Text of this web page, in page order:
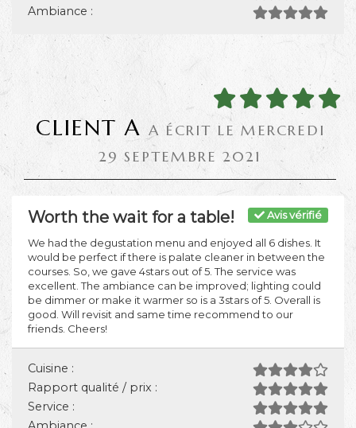
Ambiance :
CLIENT A A ÉCRIT LE MERCREDI
29 SEPTEMBRE 2021
Avis vérifié
Worth the wait for a table!
We had the degustation menu and enjoyed all 6 dishes. It
would be perfect if there is palate cleaner in between the
courses. So, we gave 4stars out of 5. The service was
excellent. The ambiance can be improved; lighting could
be dimmer or make it warmer so is a 3stars of 5. Overall is
good. Will revisit and same time recommend to our
friends. Cheers!
Cuisine :
Rapport qualité / prix :
Service :